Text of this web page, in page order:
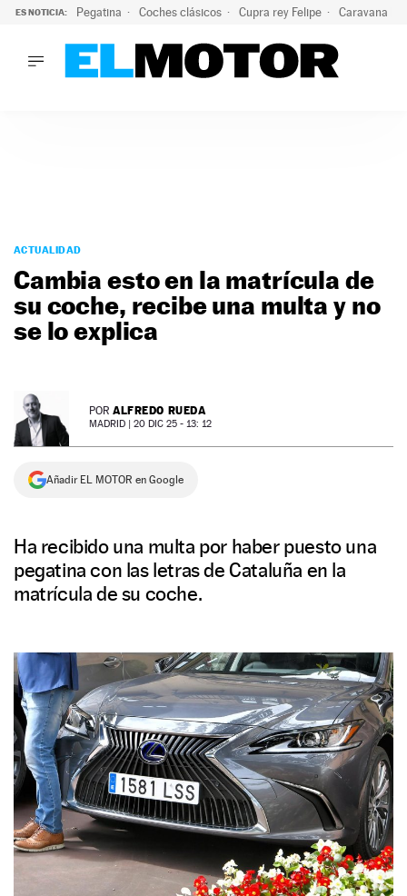
ES NOTICIA: Pegatina Coches clásicos Cupra rey Felipe Caravana
PODCAST
MOTOS
TECNOLOGÍA
SUPERCOCHES
SERVICIOS
NEWSLETTER
SÍGUENOS
ACTUALIDAD
Cambia esto en la matrícula de
su coche, recibe una multa y no
se lo explica
POR ALFREDO RUEDA
MADRID | 20 DIC 25 - 13: 12
Añadir EL MOTOR en Google
Ha recibido una multa por haber puesto una
pegatina con las letras de Cataluña en la
matrícula de su coche.